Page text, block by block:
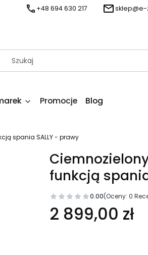
+48 694 630 217
Promocje Blog
spania SALLY - prawy
funkcją
0.00(Oceny: 0
2 899,00 zł